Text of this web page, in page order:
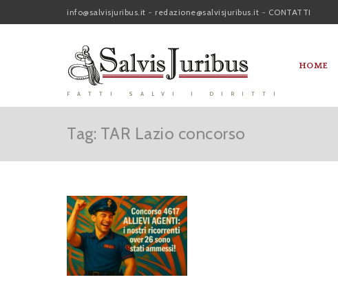
info@salvisjuribus.it - redazione@salvisjuribus.it - CONTATTI
FATTI SALVI I DIRITTI
HOME
Tag: TAR Lazio concorso